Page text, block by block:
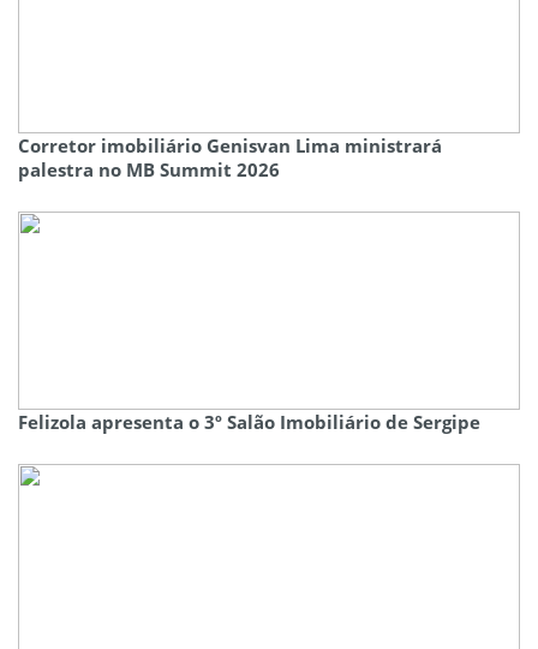
Corretor imobiliário Genisvan Lima ministrará
palestra no MB Summit 2026
Felizola apresenta o 3º Salão Imobiliário de Sergipe